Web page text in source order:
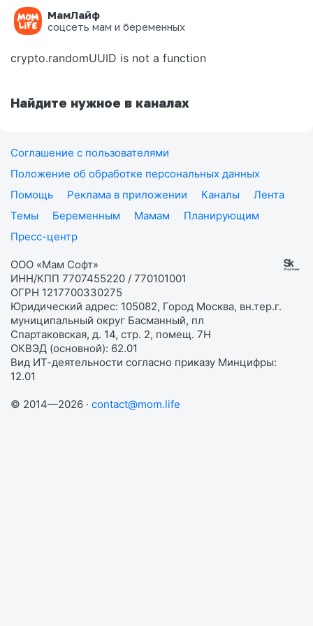
МамЛайф
соцсеть мам и беременных
Ошибка на странице
crypto.randomUUID is not a function
Найдите нужное в каналах
Соглашение с пользователями
Положение об обработке персональных данных
Помощь
Реклама в приложении Каналы
Лента
Темы
Беременным Мамам
Планирующим
Пресс-центр
ООО «Мам Софт»
ИНН/КПП 7707455220 / 770101001
ОГРН 1217700330275
Юридический адрес: 105082, Город Москва, вн.тер.г.
муниципальный округ Басманный, пл
Спартаковская, д. 14, стр. 2, помещ. 7Н
ОКВЭД (основной): 62.01
Вид ИТ-деятельности согласно приказу Минцифры:
12.01
© 2014—2026 · contact@mom.life